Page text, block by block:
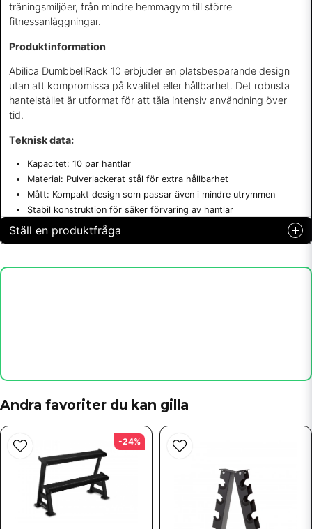
träningsmiljöer, från mindre hemmagym till större
fitnessanläggningar.
Produktinformation
Abilica DumbbellRack 10 erbjuder en platsbesparande design
utan att kompromissa på kvalitet eller hållbarhet. Det robusta
hantelstället är utformat för att tåla intensiv användning över
tid.
Teknisk data:
Kapacitet: 10 par hantlar
Material: Pulverlackerat stål för extra hållbarhet
Mått: Kompakt design som passar även i mindre utrymmen
Stabil konstruktion för säker förvaring av hantlar
Ställ en produktfråga
Fråga oss något om denna produkten...
Mejladress
Ja, ni får publicera min fråga
Andra favoriter du kan gilla
-24%